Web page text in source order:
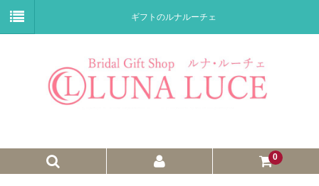
ギフトのルナルーチェ
0